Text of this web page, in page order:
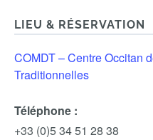
LIEU & RÉSERVATION
COMDT – Centre Occitan
Traditionnelles
Téléphone :
+33 (0)5 34 51 28 38